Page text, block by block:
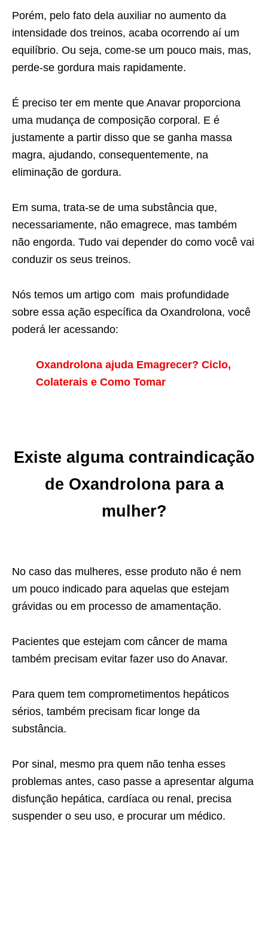
Porém, pelo fato dela auxiliar no aumento da
intensidade dos treinos, acaba ocorrendo aí um
equilíbrio. Ou seja, come-se um pouco mais, mas,
perde-se gordura mais rapidamente.
É preciso ter em mente que Anavar proporciona
uma mudança de composição corporal. E é
justamente a partir disso que se ganha massa
magra, ajudando, consequentemente, na
eliminação de gordura.
Em suma, trata-se de uma substância que,
necessariamente, não emagrece, mas também
não engorda. Tudo vai depender do como você vai
conduzir os seus treinos.
Nós temos um artigo com mais profundidade
sobre essa ação específica da Oxandrolona, você
poderá ler acessando:
Oxandrolona ajuda Emagrecer? Ciclo,
Colaterais e Como Tomar
Existe alguma contraindicação
de Oxandrolona para a
mulher?
No caso das mulheres, esse produto não é nem
um pouco indicado para aquelas que estejam
grávidas ou em processo de amamentação.
Pacientes que estejam com câncer de mama
também precisam evitar fazer uso do Anavar.
Para quem tem comprometimentos hepáticos
sérios, também precisam ficar longe da
substância.
Por sinal, mesmo pra quem não tenha esses
problemas antes, caso passe a apresentar alguma
disfunção hepática, cardíaca ou renal, precisa
suspender o seu uso, e procurar um médico.